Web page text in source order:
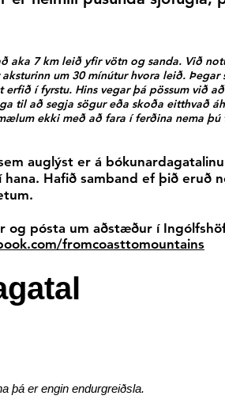
aka 7 km leið yfir vötn og sanda. Við
um 30 mínútur hvora leið. Þegar
erfið í fyrstu. Hins vegar þá pössum við
til að segja sögur eða skoða eitthvað
ekki með að fara í ferðina nema þú
auglýst er á
Hafið samband ef þið eruð
og pósta um aðstæður í
fromcoasttomountains
þá er engin endurgreiðsla.